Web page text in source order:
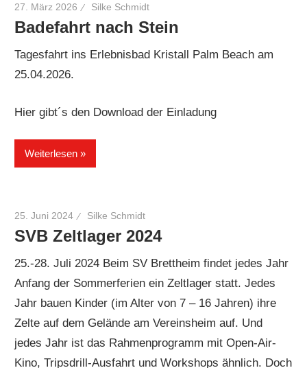
27. März 2026 Silke Schmidt
Badefahrt nach Stein
Tagesfahrt ins Erlebnisbad Kristall Palm Beach am
25.04.2026.
Hier gibt´s den Download der Einladung
Weiterlesen
25. Juni 2024 Silke Schmidt
SVB Zeltlager 2024
25.-28. Juli 2024 Beim SV Brettheim findet jedes Jahr
Anfang der Sommerferien ein Zeltlager statt. Jedes
Jahr bauen Kinder (im Alter von 7 – 16 Jahren) ihre
Zelte auf dem Gelände am Vereinsheim auf. Und
jedes Jahr ist das Rahmenprogramm mit Open-Air-
Kino, Tripsdrill-Ausfahrt und Workshops ähnlich. Doch